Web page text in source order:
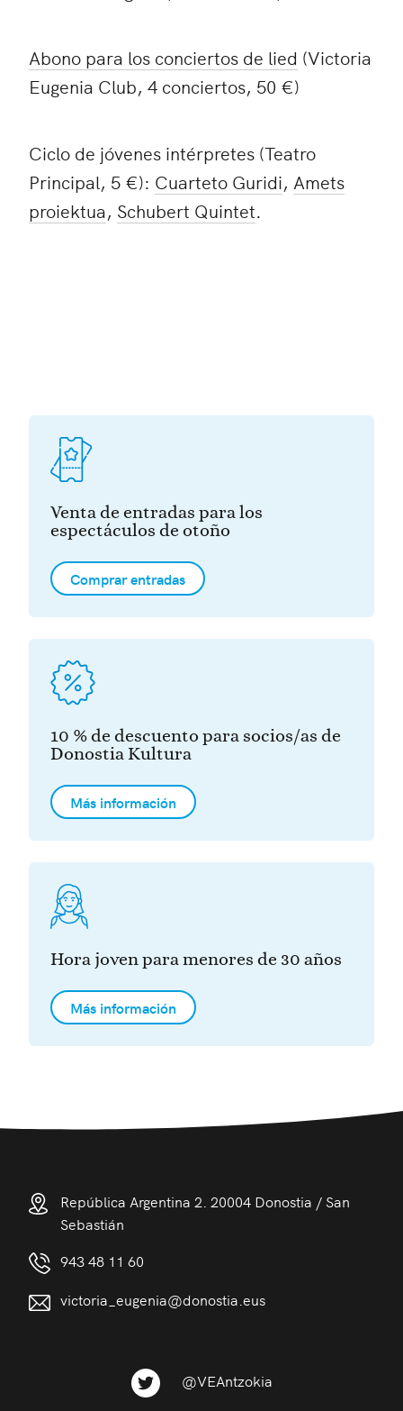
Abono para los conciertos de lied (Victoria
Eugenia Club, 4 conciertos, 50 €)
Ciclo de jóvenes intérpretes (Teatro
Principal, 5 €): Cuarteto Guridi, Amets
proiektua, Schubert Quintet.
Venta de entradas para los
espectáculos de otoño
Comprar entradas
10 % de descuento para socios/as de
Donostia Kultura
Más información
Hora joven para menores de 30 años
Más información
República Argentina 2. 20004 Donostia / San
Sebastián
943 48 11 60
victoria_eugenia@donostia.eus
@VEAntzokia